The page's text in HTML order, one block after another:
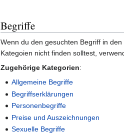
Begriffe
Wenn du den gesuchten Begriff in
Kategoien nicht finden solltest,
Zugehörige Kategorien:
Allgemeine Begriffe
Begriffserklärungen
Personenbegriffe
Preise und Auszeichnungen
Sexuelle Begriffe